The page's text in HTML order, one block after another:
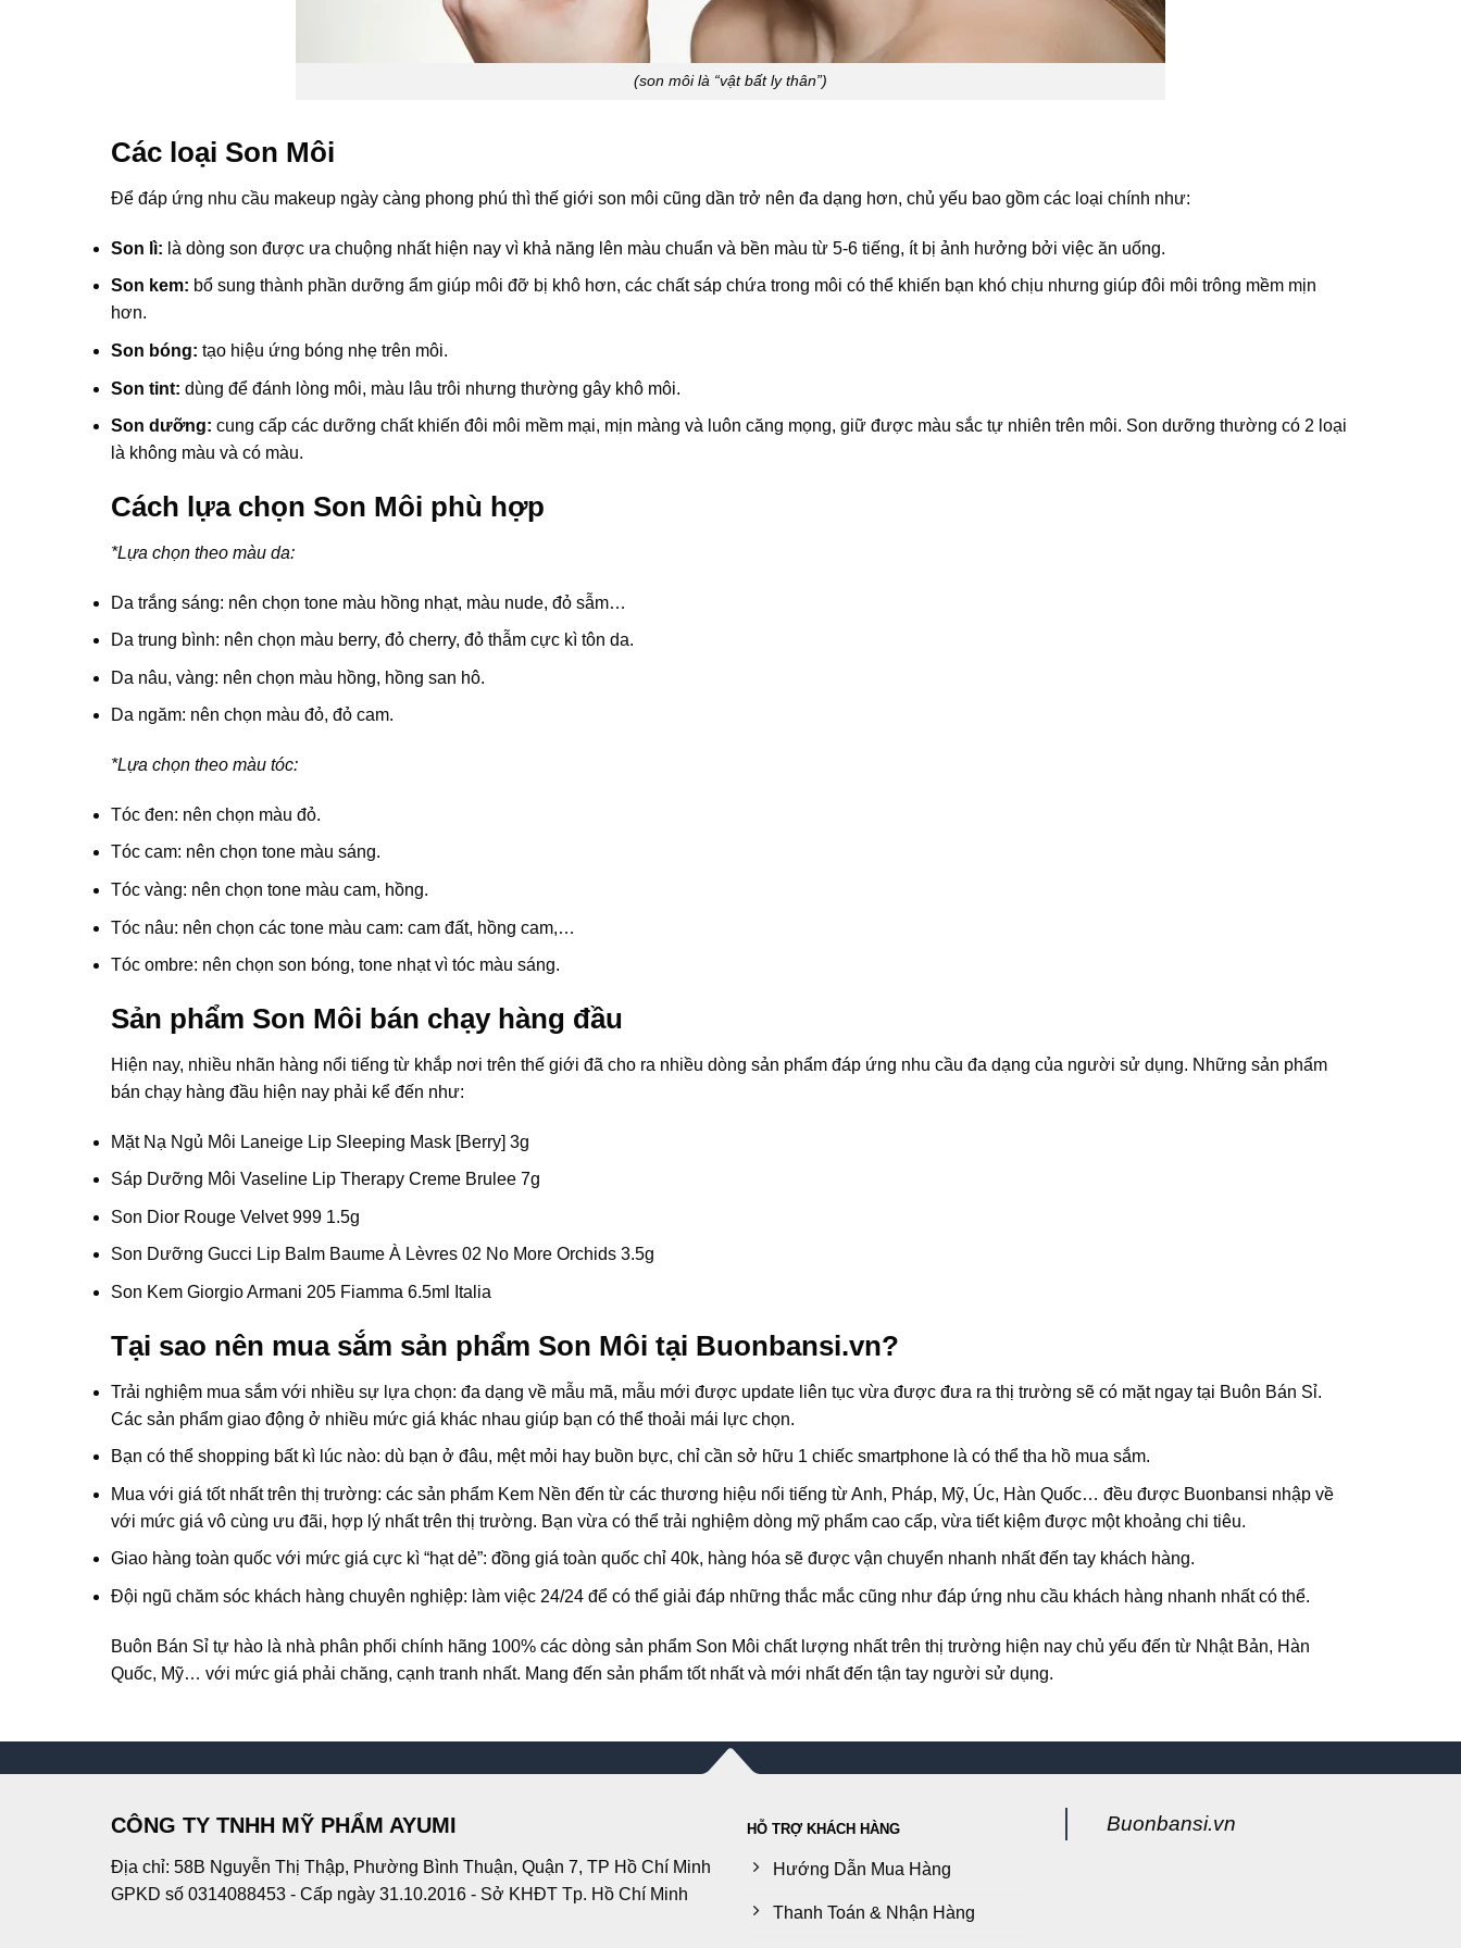
(son môi là “vật bất ly thân”)
Các loại Son Môi
Để đáp ứng nhu cầu makeup ngày càng phong phú thì thế giới son môi cũng dần trở nên đa dạng hơn, chủ yếu bao gồm các loại chính như:
Son lì: là dòng son được ưa chuộng nhất hiện nay vì khả năng lên màu chuẩn và bền màu từ 5-6 tiếng, ít bị ảnh hưởng bởi việc ăn uống.
Son kem: bổ sung thành phần dưỡng ẩm giúp môi đỡ bị khô hơn, các chất sáp chứa trong môi có thể khiến bạn khó chịu nhưng giúp đôi môi trông mềm mịn
hơn.
Son bóng: tạo hiệu ứng bóng nhẹ trên môi.
Son tint: dùng để đánh lòng môi, màu lâu trôi nhưng thường gây khô môi.
Son dưỡng: cung cấp các dưỡng chất khiến đôi môi mềm mại, mịn màng và luôn căng mọng, giữ được màu sắc tự nhiên trên môi. Son dưỡng thường có 2 loại
là không màu và có màu.
Cách lựa chọn Son Môi phù hợp
*Lựa chọn theo màu da:
Da trắng sáng: nên chọn tone màu hồng nhạt, màu nude, đỏ sẫm…
Da trung bình: nên chọn màu berry, đỏ cherry, đỏ thẫm cực kì tôn da.
Da nâu, vàng: nên chọn màu hồng, hồng san hô.
Da ngăm: nên chọn màu đỏ, đỏ cam.
*Lựa chọn theo màu tóc:
Tóc đen: nên chọn màu đỏ.
Tóc cam: nên chọn tone màu sáng.
Tóc vàng: nên chọn tone màu cam, hồng.
Tóc nâu: nên chọn các tone màu cam: cam đất, hồng cam,…
Tóc ombre: nên chọn son bóng, tone nhạt vì tóc màu sáng.
Sản phẩm Son Môi bán chạy hàng đầu
Hiện nay, nhiều nhãn hàng nổi tiếng từ khắp nơi trên thế giới đã cho ra nhiều dòng sản phẩm đáp ứng nhu cầu đa dạng của người sử dụng. Những sản phẩm
bán chạy hàng đầu hiện nay phải kể đến như:
Mặt Nạ Ngủ Môi Laneige Lip Sleeping Mask [Berry] 3g
Sáp Dưỡng Môi Vaseline Lip Therapy Creme Brulee 7g
Son Dior Rouge Velvet 999 1.5g
Son Dưỡng Gucci Lip Balm Baume À Lèvres 02 No More Orchids 3.5g
Son Kem Giorgio Armani 205 Fiamma 6.5ml Italia
Tại sao nên mua sắm sản phẩm Son Môi tại Buonbansi.vn?
Trải nghiệm mua sắm với nhiều sự lựa chọn: đa dạng về mẫu mã, mẫu mới được update liên tục vừa được đưa ra thị trường sẽ có mặt ngay tại Buôn Bán Sỉ.
Các sản phẩm giao động ở nhiều mức giá khác nhau giúp bạn có thể thoải mái lực chọn.
Bạn có thể shopping bất kì lúc nào: dù bạn ở đâu, mệt mỏi hay buồn bực, chỉ cần sở hữu 1 chiếc smartphone là có thể tha hồ mua sắm.
Mua với giá tốt nhất trên thị trường: các sản phẩm Kem Nền đến từ các thương hiệu nổi tiếng từ Anh, Pháp, Mỹ, Úc, Hàn Quốc… đều được Buonbansi nhập về
với mức giá vô cùng ưu đãi, hợp lý nhất trên thị trường. Bạn vừa có thể trải nghiệm dòng mỹ phẩm cao cấp, vừa tiết kiệm được một khoảng chi tiêu.
Giao hàng toàn quốc với mức giá cực kì “hạt dẻ”: đồng giá toàn quốc chỉ 40k, hàng hóa sẽ được vận chuyển nhanh nhất đến tay khách hàng.
Đội ngũ chăm sóc khách hàng chuyên nghiệp: làm việc 24/24 để có thể giải đáp những thắc mắc cũng như đáp ứng nhu cầu khách hàng nhanh nhất có thể.
Buôn Bán Sỉ tự hào là nhà phân phối chính hãng 100% các dòng sản phẩm Son Môi chất lượng nhất trên thị trường hiện nay chủ yếu đến từ Nhật Bản, Hàn
Quốc, Mỹ… với mức giá phải chăng, cạnh tranh nhất. Mang đến sản phẩm tốt nhất và mới nhất đến tận tay người sử dụng.
CÔNG TY TNHH MỸ PHẨM AYUMI
Địa chỉ: 58B Nguyễn Thị Thập, Phường Bình Thuận, Quận 7, TP Hồ Chí Minh
GPKD số 0314088453 - Cấp ngày 31.10.2016 - Sở KHĐT Tp. Hồ Chí Minh
HỖ TRỢ KHÁCH HÀNG
Hướng Dẫn Mua Hàng
Thanh Toán & Nhận Hàng
Buonbansi.vn